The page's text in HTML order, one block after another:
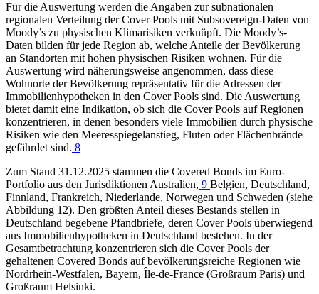
Für die Auswertung werden die Angaben zur subnationalen
regionalen Verteilung der Cover Pools mit Subsovereign-Daten von
Moody’s zu physischen Klimarisiken verknüpft. Die Moody’s-
Daten bilden für jede Region ab, welche Anteile der Bevölkerung
an Standorten mit hohen physischen Risiken wohnen. Für die
Auswertung wird näherungsweise angenommen, dass diese
Wohnorte der Bevölkerung repräsentativ für die Adressen der
Immobilienhypotheken in den Cover Pools sind. Die Auswertung
bietet damit eine Indikation, ob sich die Cover Pools auf Regionen
konzentrieren, in denen besonders viele Immobilien durch physische
Risiken wie den Meeresspiegelanstieg, Fluten oder Flächenbrände
gefährdet sind. 8
Zum Stand 31.12.2025 stammen die Covered Bonds im Euro-
Portfolio aus den Jurisdiktionen Australien, 9 Belgien, Deutschland,
Finnland, Frankreich, Niederlande, Norwegen und Schweden (siehe
Abbildung 12). Den größten Anteil dieses Bestands stellen in
Deutschland begebene Pfandbriefe, deren Cover Pools überwiegend
aus Immobilienhypotheken in Deutschland bestehen. In der
Gesamtbetrachtung konzentrieren sich die Cover Pools der
gehaltenen Covered Bonds auf bevölkerungsreiche Regionen wie
Nordrhein-Westfalen, Bayern, Île-de-France (Großraum Paris) und
Großraum Helsinki.